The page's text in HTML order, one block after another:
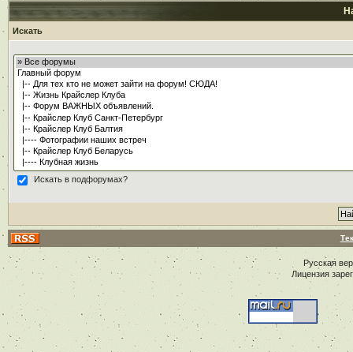
Искать
Искать в подфорумах?
Русская
Лицензия